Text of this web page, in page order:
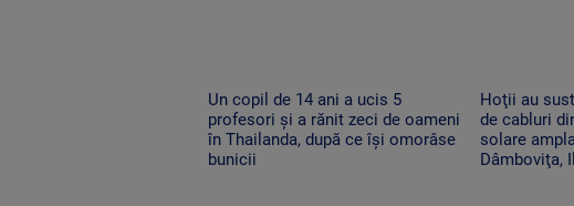
Un copil de 14 ani a ucis 5
profesori și a rănit zeci de oameni
în Thailanda, după ce își omorâse
bunicii
Hoţii au
de cabluri
solare
Dâmboviţa,